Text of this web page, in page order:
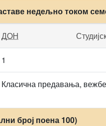
недељно током
ДОН
1
Класична предавања,
број поена 100)